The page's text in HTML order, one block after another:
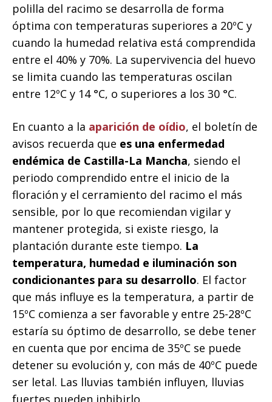
polilla del racimo se desarrolla de forma
óptima con temperaturas superiores a 20ºC y
cuando la humedad relativa está comprendida
entre el 40% y 70%. La supervivencia del huevo
se limita cuando las temperaturas oscilan
entre 12ºC y 14 °C, o superiores a los 30 °C.
En cuanto a la aparición de oídio, el boletín de
avisos recuerda que es una enfermedad
endémica de Castilla-La Mancha, siendo el
periodo comprendido entre el inicio de la
floración y el cerramiento del racimo el más
sensible, por lo que recomiendan vigilar y
mantener protegida, si existe riesgo, la
plantación durante este tiempo. La
temperatura, humedad e iluminación son
condicionantes para su desarrollo. El factor
que más influye es la temperatura, a partir de
15ºC comienza a ser favorable y entre 25-28ºC
estaría su óptimo de desarrollo, se debe tener
en cuenta que por encima de 35ºC se puede
detener su evolución y, con más de 40ºC puede
ser letal. Las lluvias también influyen, lluvias